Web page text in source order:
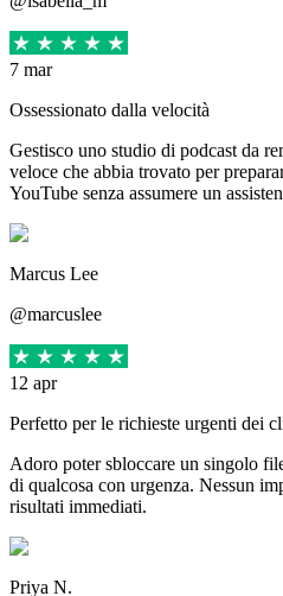
7 mar
Ossessionato dalla velocità
Gestisco uno studio di podcast da
veloce che abbia trovato per
YouTube senza assumere un
Marcus Lee
@marcuslee
12 apr
Perfetto per le richieste urgenti dei
Adoro poter sbloccare un singolo
di qualcosa con urgenza. Nessun
risultati immediati.
Priya N.